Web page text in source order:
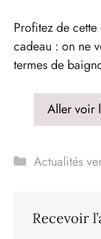
Profitez de
cadeau : on ne
termes de
Aller voir
Catégories
Actualités
Recevoir